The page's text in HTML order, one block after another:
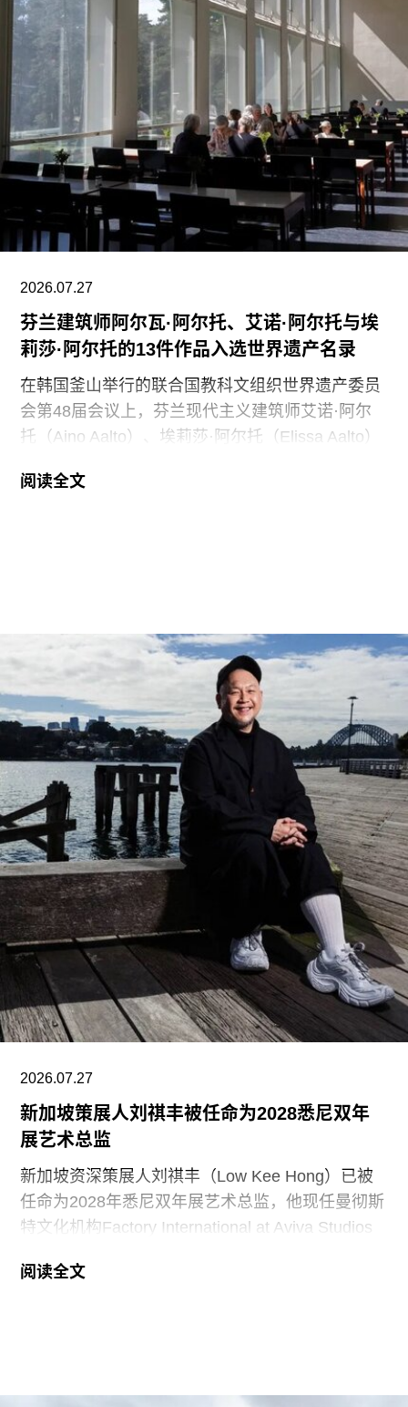
艺术学院一位发言人在接受《芝加哥太阳时报》采
访时表示：“芝加哥艺术学院高度重视每一位员工，
我们也非常感谢保洁团队每天付出的重要工作。我
们决定将保洁服务转为外包模式，是为了更好地支
持博物馆的日常运营；同时，我们优先选择了承诺
向现有保洁员工提供就业机会的合作伙伴。”
代表馆内工会的谈判单位AFSCME 31已正式提出
申诉，认为馆方在最终决定将保洁部门外包之前，
未按合同规定提前通知工会，因此违反了劳资协
为。
2026.07.27
芬兰建筑师阿尔瓦·阿尔托、艾诺·阿尔托与埃
莉莎·阿尔托的13件作品入选世界遗产名录
在韩国釜山举行的联合国教科文组织世界遗产委员
会第48届会议上，芬兰现代主义建筑师艾诺·阿尔
托（Aino Aalto）、埃莉莎·阿尔托（Elissa Aalto）
列入世界遗产名录。这组统称为“阿尔托作品”
空间，涵盖住宅、公共、市政、社区及文化建筑。
根据联合国教科文组织的说明，这些作品展现了“以
人为本、因地制宜且富有同理心的设计理念，体现
了芬兰对现代建筑的重要贡献”。
入选项目中最早期的代表作之一是位于赫尔辛基的
“阿尔瓦·阿尔托之家”（Aalto House，1936），由
阿尔瓦·阿尔托与其妻子艾诺·阿尔托共同设计，作
为两人的私人住宅。在13项作品中，有5项位于芬
兰首都赫尔辛基，包括文化之家（House of
Culture，1958）活动中心，以及著名的芬兰大厅
（Finlandia Hall，1971），后者兼具会议中心与音
乐厅功能。
另一项重要作品是赛纳察洛市政厅（Säynätsalo
Town Hall），由阿尔瓦·阿尔托与艾丽莎·阿尔托于
1952年共同完成。艾诺于1949年去世后，阿尔瓦
与艾丽莎结婚。两人还共同建造了位于派延奈湖
（Lake
阅读全文
2026.07.27
新加坡策展人刘祺丰被任命为2028悉尼双年
展艺术总监
新加坡资深策展人刘祺丰（Low Kee Hong）已被
任命为2028年悉尼双年展艺术总监，他现任曼彻斯
特文化机构Factory International at Aviva Studios
Qasimi）因被认为偏袒支持巴勒斯坦的参展艺术家
阅读全文